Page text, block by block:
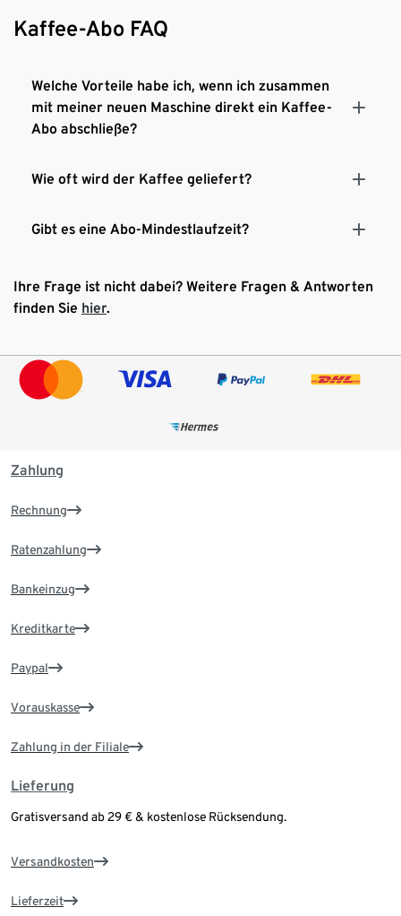
anpassbar:Mit dem Tchibo Kaffee-Abo erhalten Sie
versandkostenfrei geliefert. Menge, Sorte und
Intervall sind individuell anpassbar.
Kaffee-Abo FAQ
Welche Vorteile habe ich, wenn ich zusammen
mit meiner neuen Maschine direkt ein Kaffee-
Abo abschließe?
Wie oft wird der Kaffee geliefert?
Gibt es eine Abo-Mindestlaufzeit?
Ihre Frage ist nicht dabei? Weitere Fragen & Antworten
finden Sie hier.
Zahlung
Rechnung
Ratenzahlung
Bankeinzug
Kreditkarte
Paypal
Vorauskasse
Zahlung in der Filiale
Lieferung
Gratisversand ab 29 € & kostenlose Rücksendung.
Versandkosten
Lieferzeit